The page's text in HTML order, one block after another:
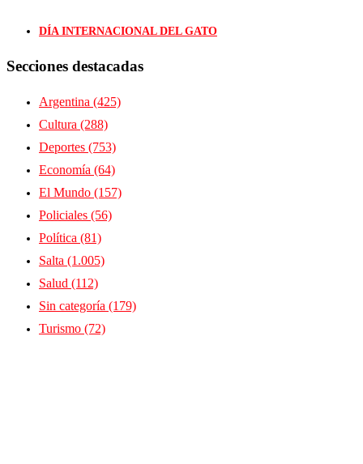
DÍA INTERNACIONAL DEL GATO
Secciones destacadas
Argentina (425)
Cultura (288)
Deportes (753)
Economía (64)
El Mundo (157)
Policiales (56)
Política (81)
Salta (1.005)
Salud (112)
Sin categoría (179)
Turismo (72)